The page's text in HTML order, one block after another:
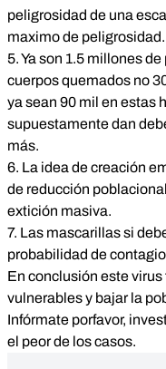
peligrosidad de una
maximo de peligrosidad.
5. Ya son 1.5 millones
cuerpos quemados no
ya sean 90 mil en estas
supuestamente dan
más.
6. La idea de creación
de reducción
extición masiva.
7. Las mascarillas si
probabilidad de
En conclusión este
vulnerables y bajar la
Infórmate porfavor,
el peor de los casos.